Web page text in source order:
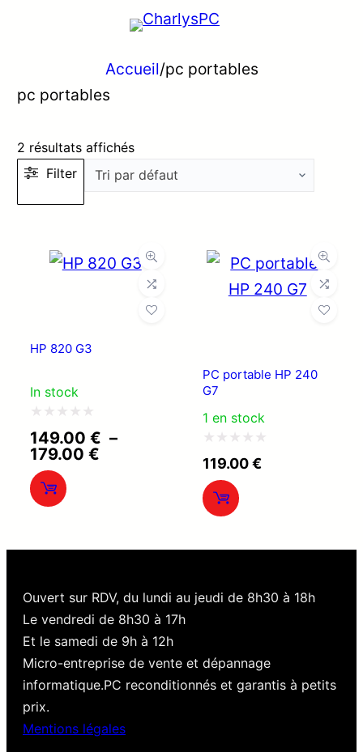
Accueil/pc portables
pc portables
2 résultats affichés
Filter
HP 820 G3
In stock
Note
0
sur
5
149.00€ –
179.00€
PC portable HP 240
G7
1 en stock
Note
0
sur
119.00€
Ouvert sur RDV, du lundi au jeudi de 8h30 à 18h
Le vendredi de 8h30 à 17h
Et le samedi de 9h à 12h
Micro-entreprise de vente et dépannage
informatique.PC reconditionnés et garantis à petits
prix.
Mentions légales